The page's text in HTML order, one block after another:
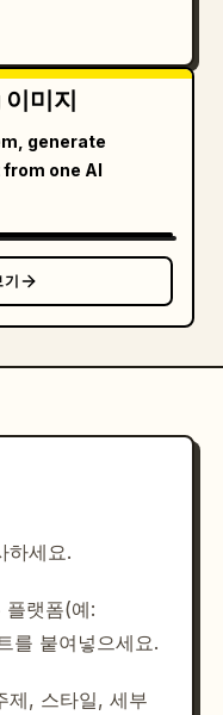
디테일 패널: 오픈
즈업. 캡션:
로 샷. 캡션:
로고 패널: 금색 모
.
버 패널: “GQ
처 광택 매거진 커
일한 스타가 등장하
렌딩된 초현실적인
PR 캠페인 분위기,
, 파파라치 플래
주얼리 클로즈업.
지하세요.
피는 우아하게, 주로
미지
generate
one AI
하세요.
랫폼(예:
를 붙여넣으세요.
제, 스타일, 세부